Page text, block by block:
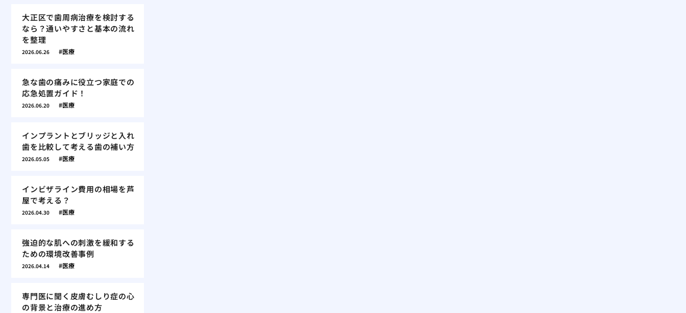
大正区で歯周病治療を検討する
なら？通いやすさと基本の流れ
を整理
2026.06.26 医療
急な歯の痛みに役立つ家庭での
応急処置ガイド！
2026.06.20 医療
インプラントとブリッジと入れ
歯を比較して考える歯の補い方
2026.05.05 医療
インビザライン費用の相場を芦
屋で考える？
2026.04.30 医療
強迫的な肌への刺激を緩和する
ための環境改善事例
2026.04.14 医療
専門医に聞く皮膚むしり症の心
の背景と治療の進め方